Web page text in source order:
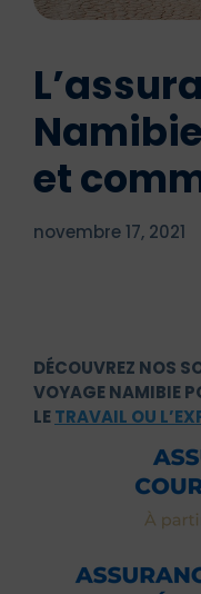
et
novembre 17, 2021
DÉCOUVREZ NOS
VOYAGE NAMIBIE
LETRAVAIL OU